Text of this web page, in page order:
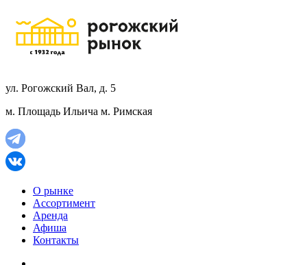
ул. Рогожский Вал, д. 5
м. Площадь Ильича м. Римская
О рынке
Ассортимент
Аренда
Афиша
Контакты